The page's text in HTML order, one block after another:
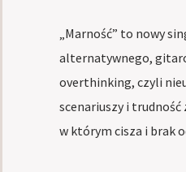
„Marność” to nowy
alternatywnego,
overthinking, czyli
scenariuszy i trudność
w którym cisza i brak